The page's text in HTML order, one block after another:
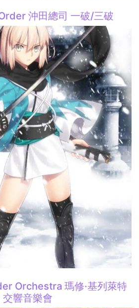
沖田總司 一破/三破
Orchestra 瑪修·基列萊特
交響音樂會